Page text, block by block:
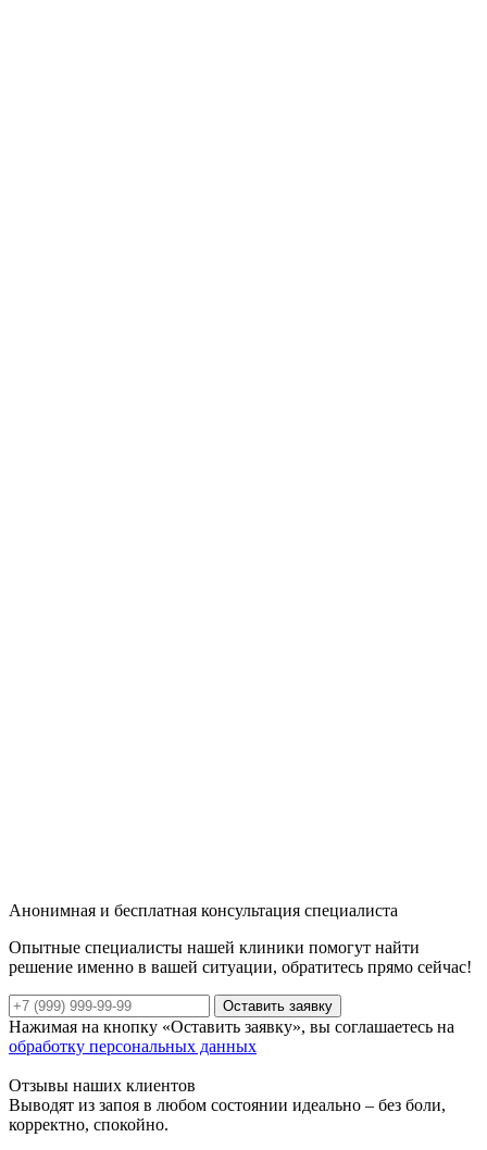
Анонимная и бесплатная консультация специалиста
Опытные специалисты нашей клиники помогут найти
решение именно в вашей ситуации, обратитесь прямо сейчас!
Оставить заявку
Нажимая на кнопку «Оставить заявку», вы соглашаетесь на
обработку персональных данных
Отзывы наших клиентов
Выводят из запоя в любом состоянии идеально – без боли,
корректно, спокойно.